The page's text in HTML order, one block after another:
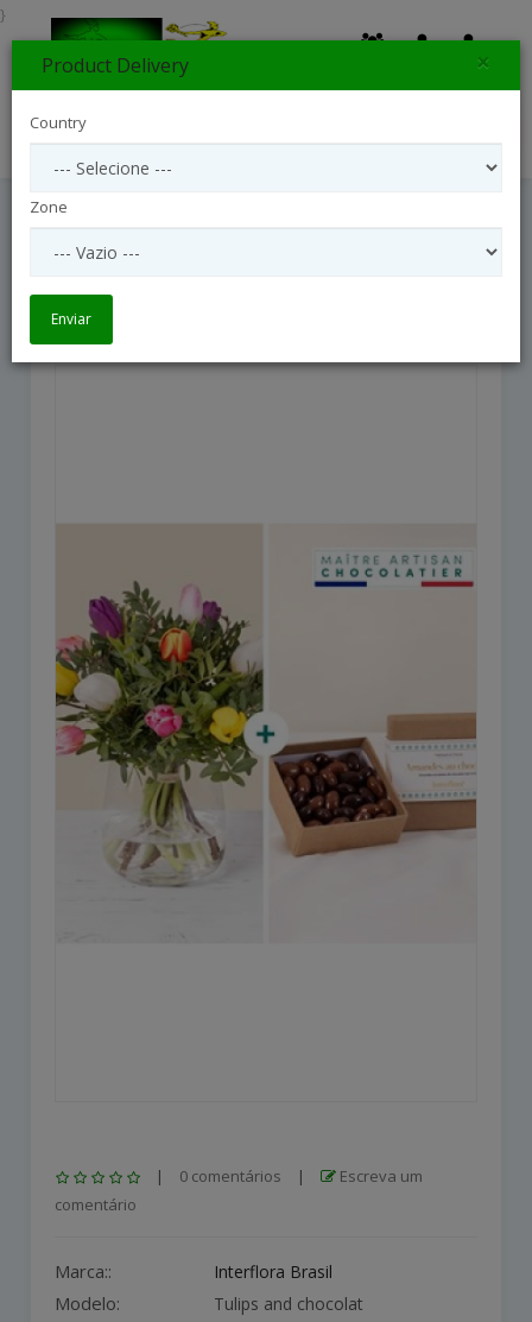
Tulips And Chocolat
| 0 comentários |
Escreva um
comentário
Marca:: Interflora Brasil
Modelo: Tulips and chocolat
}
Product Delivery ×
Country
Zone
Enviar